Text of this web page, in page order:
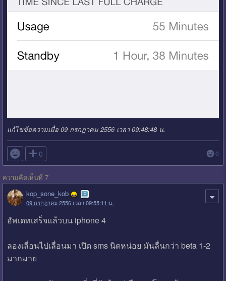
แก้ไขข้อความเมื่อ 09 กรกฎาคม 2556 เวลา 09:48:48 น.
 0 0
ความคิดเห็นที่ 7
kop_sone_kob
09 กรกฎาคม 2556 เวลา 09:55:11 น.
อัพเดทเสร็จแล้วบน iphone 4
ลองเลื่อนไปเลื่อนมา เปิด sms นิดหน่อย มันลื่นกว่า beta 1-2
มากมาย